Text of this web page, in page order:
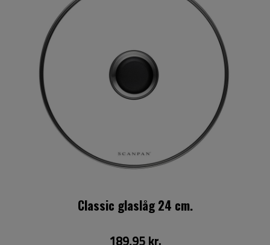
Classic glaslåg 24 cm.
189,95 kr.